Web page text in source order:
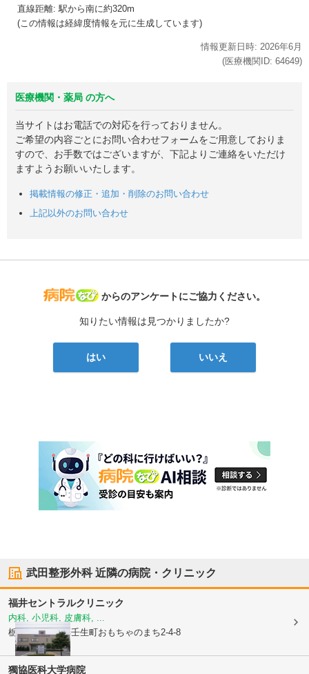
直線距離: 駅から南に約320m
(この情報は経緯度情報を元に生成しています)
情報更新日時: 2026年6月
(医療機関ID: 64649)
医療機関・薬局 の方へ
当サイトはお電話での対応を行っておりません。
ご希望の内容ごとにお問い合わせフォームをご用意しておりま
すので、お手数ではございますが、下記よりご連絡をいただけ
ますようお願いいたします。
掲載情報の修正・追加・削除のお問い合わせ
上記以外のお問い合わせ
病院なび
からのアンケートにご協力ください。
知りたい情報は見つかりましたか?
はい いいえ
武田整形外科近隣の病院・クリニック
福井セントラルクリニック
内科, 小児科, 皮膚科, ...
栃木県下都賀郡壬生町おもちゃのまち2-4-8
獨協医科大学病院